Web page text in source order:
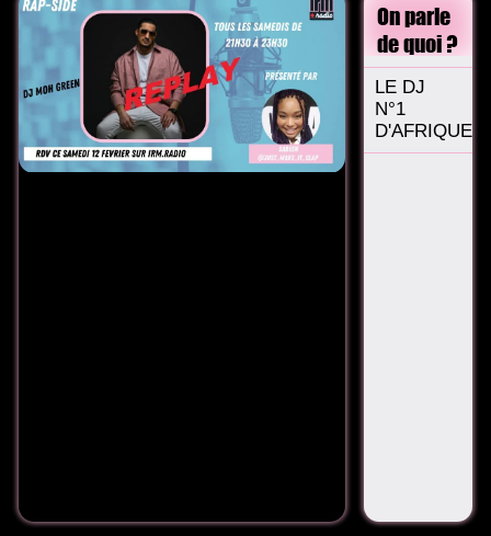
On parle
de quoi ?
LE DJ
N°1
D'AFRIQUE